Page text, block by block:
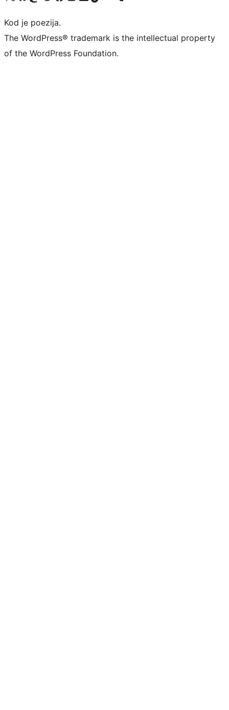
Kod je poezija.
The WordPress® trademark is the intellectual property
of the WordPress Foundation.